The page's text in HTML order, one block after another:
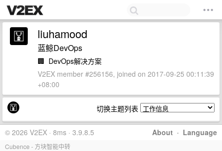
liuhamood
蓝鲸DevOps
🏢 DevOps解决方案
V2EX member #256156, joined on 2017-09-25 00:11:39
+08:00
切换主题列表
About · Language
© 2026 V2EX · 8ms · 3.9.8.5
Cubence - 方块智能中转